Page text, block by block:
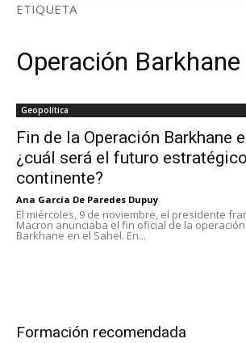
ETIQUETA
Operación Barkhane
Geopolítica
Fin de la Operación Barkhane
¿cuál será el futuro
continente?
Ana García De Paredes Dupuy
El miércoles, 9 de noviembre, el presidente
Macron anunciaba el fin oficial de la
Barkhane en el Sahel. En...
Formación recomendada